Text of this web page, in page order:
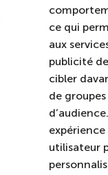
ce qui
aux
publicité de
cibler
de groupes
expérience
utilisateur